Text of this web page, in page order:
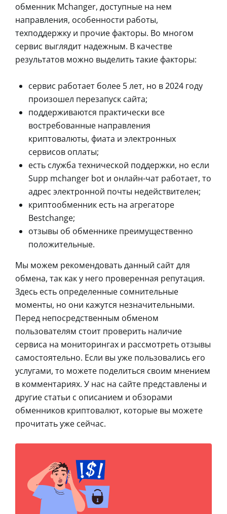
обменник Mchanger, доступные на нем
направления, особенности работы,
техподдержку и прочие факторы. Во многом
сервис выглядит надежным. В качестве
результатов можно выделить такие факторы:
сервис работает более 5 лет, но в 2024 году
произошел перезапуск сайта;
поддерживаются практически все
востребованные направления
криптовалюты, фиата и электронных
сервисов оплаты;
есть служба технической поддержки, но если
Supp mchanger bot и онлайн-чат работает, то
адрес электронной почты недействителен;
криптообменник есть на агрегаторе
Bestchange;
отзывы об обменнике преимущественно
положительные.
Мы можем рекомендовать данный сайт для
обмена, так как у него проверенная репутация.
Здесь есть определенные сомнительные
моменты, но они кажутся незначительными.
Перед непосредственным обменом
пользователям стоит проверить наличие
сервиса на мониторингах и рассмотреть отзывы
самостоятельно. Если вы уже пользовались его
услугами, то можете поделиться своим мнением
в комментариях. У нас на сайте представлены и
другие статьи с описанием и обзорами
обменников криптовалют, которые вы можете
прочитать уже сейчас.